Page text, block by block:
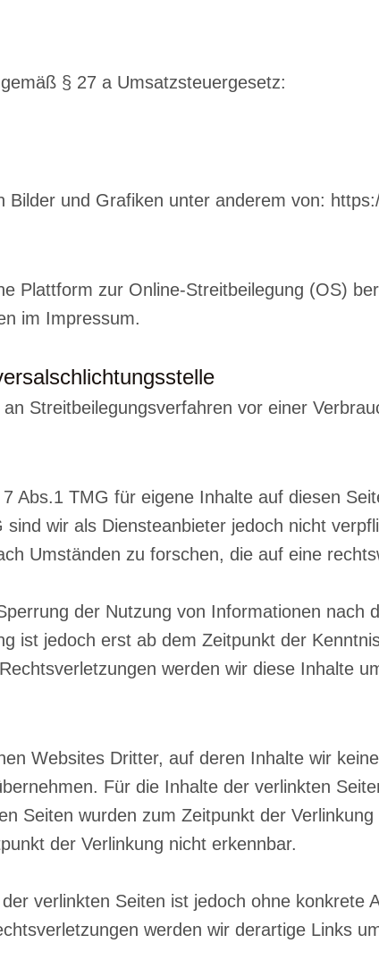
§ 27 a Umsatzsteuergesetz:
und Grafiken unter anderem von:
Plattform zur Online-Streitbeilegung (OS)
im Impressum.
Streitbeilegungsverfahren vor einer
Abs.1 TMG für eigene Inhalte auf diesen
wir als Diensteanbieter jedoch nicht
Umständen zu forschen, die auf eine
der Nutzung von Informationen nach
ist jedoch erst ab dem Zeitpunkt der
werden wir diese Inhalte
Websites Dritter, auf deren Inhalte wir
Für die Inhalte der verlinkten
Seiten wurden zum Zeitpunkt der
der Verlinkung nicht erkennbar.
verlinkten Seiten ist jedoch ohne konkrete
werden wir derartige Links